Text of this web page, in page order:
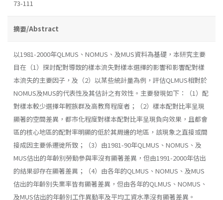
73-111
摘要/Abstract
以1981-2000年QLMUS、NOMUS、及MUS資料為基礎，本研究主要
目在（1）探討配對導致的樣本流失對樣本選擇的影響和影響配對樣
本流失的主要因子，及（2）以某些統計量為例，評估QLMUS相對於
NOMUS及MUS的代表性及其估計之有效性。主要發現如下：（1）配
對樣本較少選擇年輕族群及高教育程度者；（2）樣本配對比率呈現
顯著的空間差異，都市化程度對樣本配對比率呈現負向效果，且都會
區的核心地區的配對率明顯的低於其周邊的地區，該現象之直接或間
接成因主要係遷徙所致；（3）由1981-90年QLMUS、NOMUS、及
MUS估出的年齡別勞動參與率沒有顯著差異，但由1991-2000年估出
的結果卻存在顯著差異；（4）由各年的QLMUS、NOMUS、及MUS
估出的年齡別失業率皆有顯著差異，但由各年的QLMUS、NOMUS、
及MUS估出的年齡別工作異動率及平均工資水準沒有顯著差異。